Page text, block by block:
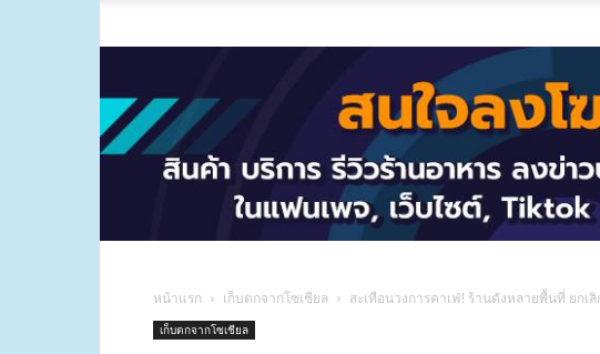
หน้าแรก เก็บตกจากโซเชียล สะเทือนวงการคาเฟ่! ร้านดังหลายพื้นที่ ยกเ
เก็บตกจากโซเชียล